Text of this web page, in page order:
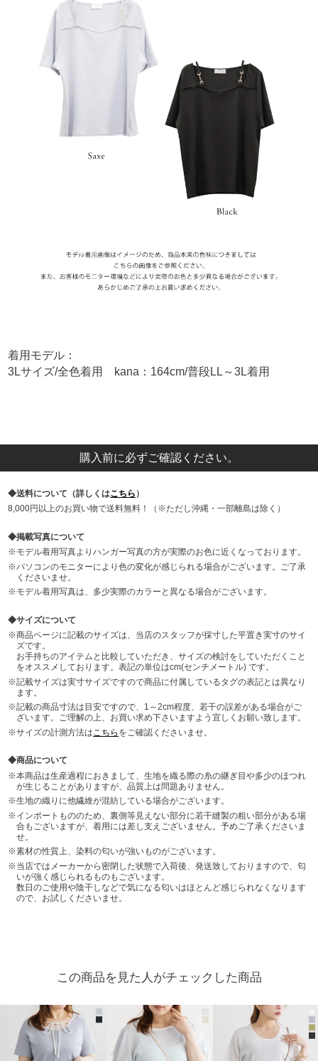
着用モデル：
3Lサイズ/全色着用 kana：164cm/普段LL～3L着用
購入前に必ずご確認ください。
送料について（詳しくはこちら ）
8,000円以上のお買い物で送料無料！（※ただし沖縄・一部離島は除く）
掲載写真について
モデル着用写真よりハンガー写真の方が実際のお色に近くなっております。
パソコンのモニターにより色の変化が感じられる場合がございます。ご了承
くださいませ。
モデル着用写真は、多少実際のカラーと異なる場合がございます。
サイズについて
商品ページに記載のサイズは、当店のスタッフが採寸した平置き実寸のサイ
ズです。
お手持ちのアイテムと比較していただき、サイズの検討をしていただくこと
をオススメしております。表記の単位はcm(センチメートル) です。
記載サイズは実寸サイズですので商品に付属しているタグの表記とは異なり
ます。
記載の商品寸法は目安ですので、1～2cm程度、若干の誤差がある場合がご
ざいます。ご理解の上、お買い求め下さいますよう宜しくお願い致します。
サイズの計測方法は こちら をご確認くださいませ。
商品について
本商品は生産過程におきまして、生地を織る際の糸の継ぎ目や多少のほつれ
が生じることがありますが、品質上は問題ありません。
生地の織りに他繊維が混紡している場合がございます。
インポートもののため、裏側等見えない部分に若干縫製の粗い部分がある場
合もございますが、着用には差し支えございません。予めご了承くださいま
せ。
素材の性質上、染料の匂いが強いものがございます。
当店ではメーカーから密閉した状態で入荷後、発送致しておりますので、匂
いが強く感じられるものもございます。
数日のご使用や陰干しなどで気になる匂いはほとんど感じられなくなります
ので、お試しくださいませ。
この商品を見た人がチェックした商品